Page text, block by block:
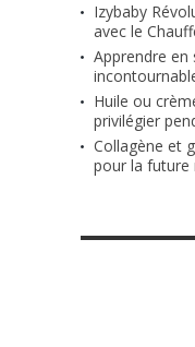
Izybaby
avec le
Apprendre en
Huile ou
privilégier
Collagène et
pour la future